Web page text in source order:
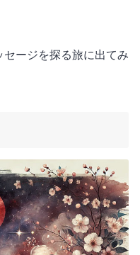
ージを探る旅に出てみ